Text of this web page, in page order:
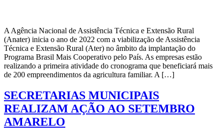
A Agência Nacional de Assistência Técnica e Extensão Rural
(Anater) inicia o ano de 2022 com a viabilização de Assistência
Técnica e Extensão Rural (Ater) no âmbito da implantação do
Programa Brasil Mais Cooperativo pelo País. As empresas estão
realizando a primeira atividade do cronograma que beneficiará mais
de 200 empreendimentos da agricultura familiar. A […]
SECRETARIAS MUNICIPAIS
REALIZAM AÇÃO AO SETEMBRO
AMARELO